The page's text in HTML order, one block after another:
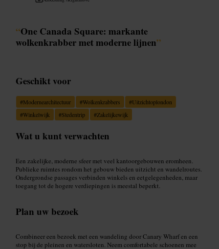
“One Canada Square: markante
wolkenkrabber met moderne lijnen”
Geschikt voor
#Modernearchitectuur #Wolkenkrabbers #Uitzichtoplondon
#Winkelwijk #Stedentrip #Zakelijkewijk
Wat u kunt verwachten
Een zakelijke, moderne sfeer met veel kantoorgebouwen eromheen.
Publieke ruimtes rondom het gebouw bieden uitzicht en wandelroutes.
Ondergrondse passages verbinden winkels en eetgelegenheden, maar
toegang tot de hogere verdiepingen is meestal beperkt.
Plan uw bezoek
Combineer een bezoek met een wandeling door Canary Wharf en een
stop bij de pleinen en watersloten. Neem comfortabele schoenen mee